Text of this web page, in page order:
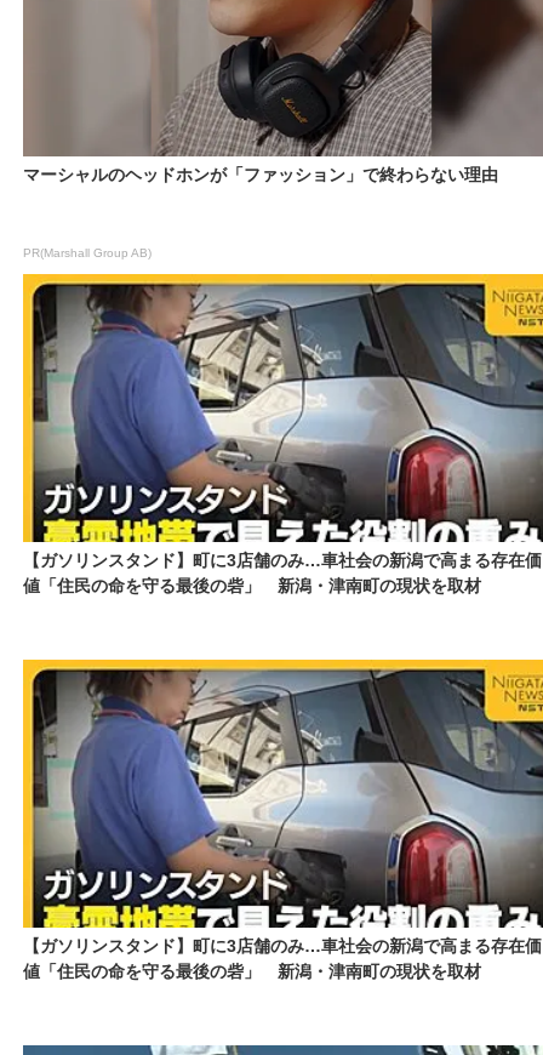
マーシャルのヘッドホンが「ファッション」で終わらない理由
PR(Marshall Group AB)
【ガソリンスタンド】町に3店舗のみ…車社会の新潟で高まる存在価
値「住民の命を守る最後の砦」 新潟・津南町の現状を取材
【ガソリンスタンド】町に3店舗のみ…車社会の新潟で高まる存在価
値「住民の命を守る最後の砦」 新潟・津南町の現状を取材